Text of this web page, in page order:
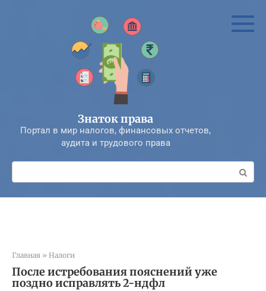
Знаток права
Портал в мир налогов, финансовых отчетов,
аудита и трудового права
Поиск:
Главная » Налоги
После истребования пояснений уже
поздно исправлять 2-ндфл